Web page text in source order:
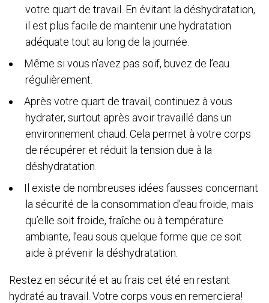
votre quart de travail. En évitant la déshydratation,
il est plus facile de maintenir une hydratation
adéquate tout au long de la journée.
Même si vous n’avez pas soif, buvez de l’eau
régulièrement.
Après votre quart de travail, continuez à vous
hydrater, surtout après avoir travaillé dans un
environnement chaud. Cela permet à votre corps
de récupérer et réduit la tension due à la
déshydratation.
Il existe de nombreuses idées fausses concernant
la sécurité de la consommation d’eau froide, mais
qu’elle soit froide, fraîche ou à température
ambiante, l’eau sous quelque forme que ce soit
aide à prévenir la déshydratation.
Restez en sécurité et au frais cet été en restant
hydraté au travail. Votre corps vous en remerciera!